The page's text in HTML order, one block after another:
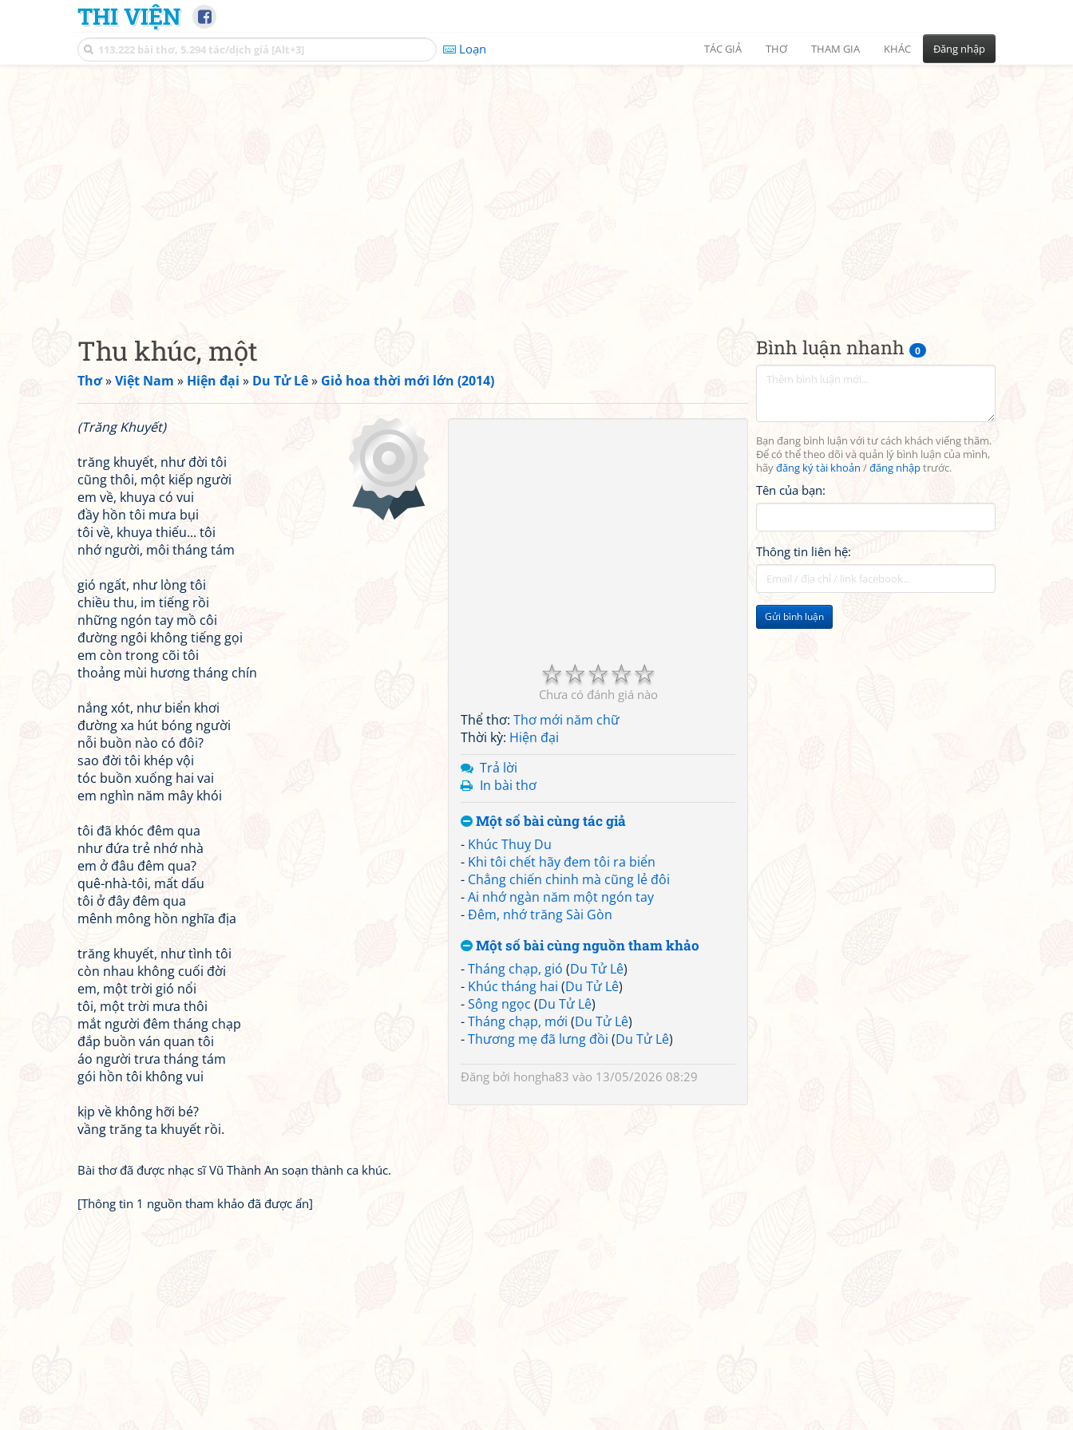
THI VIỆN
Loạn TÁC GIẢ THƠ THAM GIA KHÁC Đăng nhập
Bình luận nhanh 0
Bạn đang bình luận với tư cách khách viếng thăm.
Để có thể theo dõi và quản lý bình luận của mình,
hãyđăng ký tài khoản /đăng nhậptrước.
Tên của bạn:
Thông tin liên hệ:
Gửi bình luận
Thu khúc, một
Thơ»Việt Nam » Hiện đại » Du Tử Lê» Giỏ hoa thời mới lớn (2014)
☆
☆
☆
☆
☆
Chưa có đánh giá nào
Thể thơ: Thơ mới năm chữ
Thời kỳ: Hiện đại
Trả lời
In bài thơ
Một số bài cùng tác giả
- Khúc Thuỵ Du
- Khi tôi chết hãy đem tôi ra biển
- Chẳng chiến chinh mà cũng lẻ đôi
-Ai nhớ ngàn năm một ngón tay
-Đêm, nhớ trăng Sài Gòn
Một số bài cùng nguồn tham khảo
-Tháng chạp, gió (Du Tử Lê)
- Khúc tháng hai (Du Tử Lê)
-Sông ngọc (Du Tử Lê)
-Tháng chạp, mới (Du Tử Lê)
-Thương mẹ đã lưng đồi (Du Tử Lê)
Đăng bởi hongha83 vào 13/05/2026 08:29
(Trăng Khuyết)
trăng khuyết, như đời tôi
cũng thôi, một kiếp người
em về, khuya có vui
đầy hồn tôi mưa bụi
tôi về, khuya thiếu... tôi
nhớ người, môi tháng tám
gió ngất, như lòng tôi
chiều thu, im tiếng rồi
những ngón tay mồ côi
đường ngôi không tiếng gọi
em còn trong cõi tôi
thoảng mùi hương tháng chín
nắng xót, như biển khơi
đường xa hút bóng người
nỗi buồn nào có đôi?
sao đời tôi khép vội
tóc buồn xuống hai vai
em nghìn năm mây khói
tôi đã khóc đêm qua
như đứa trẻ nhớ nhà
em ở đâu đêm qua?
quê-nhà-tôi, mất dấu
tôi ở đây đêm qua
mênh mông hồn nghĩa địa
trăng khuyết, như tình tôi
còn nhau không cuối đời
em, một trời gió nổi
tôi, một trời mưa thôi
mắt người đêm tháng chạp
đắp buồn ván quan tôi
áo người trưa tháng tám
gói hồn tôi không vui
kịp về không hỡi bé?
vầng trăng ta khuyết rồi.
Bài thơ đã được nhạc sĩ Vũ Thành An soạn thành ca khúc.
[Thông tin 1 nguồn tham khảo đã được ẩn]